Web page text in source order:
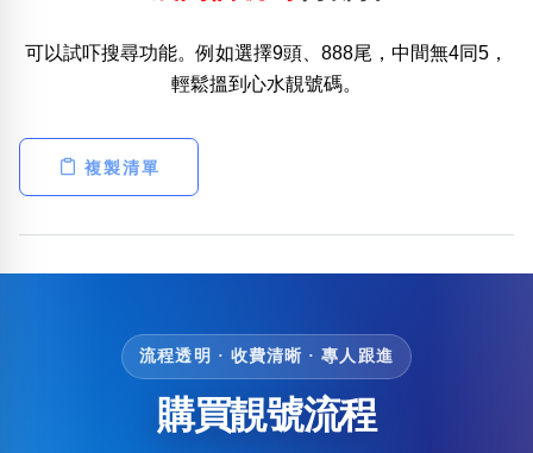
可以試吓搜尋功能。例如選擇9頭、888尾，中間無4同5，
輕鬆搵到心水靚號碼。
複製清單
流程透明 · 收費清晰 · 專人跟進
購買靚號流程